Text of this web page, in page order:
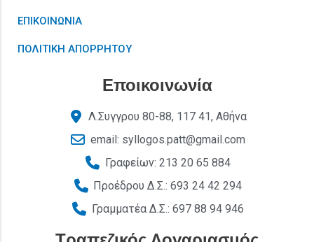
ΕΠΙΚΟΙΝΩΝΙΑ
ΠΟΛΙΤΙΚΗ ΑΠΟΡΡΗΤΟΥ
Εποικοινωνία
Λ.Συγγρου 80-88, 117 41, Αθήνα
email: syllogos.patt@gmail.com
Γραφείων: 213 20 65 884
Προέδρου Δ.Σ.: 693 24 42 294
Γραμματέα Δ.Σ.: 697 88 94 946